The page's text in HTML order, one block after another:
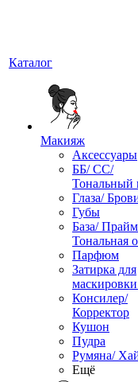
Каталог
Макияж
Аксессуары
ББ/ СС/
Тональный
Глаза/
Губы
База/
Тональная
Парфюм
Затирка для
Консилер/
Корректор
Кушон
Пудра
Румяна/
Ещё